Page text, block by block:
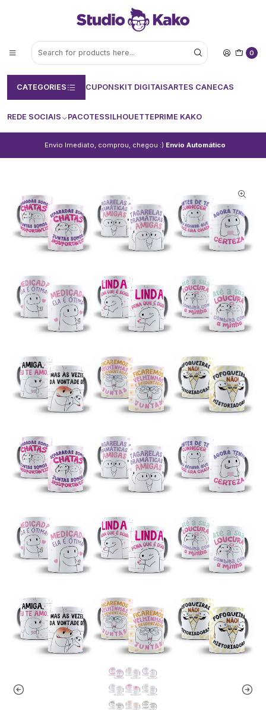
0
CATEGORIES CUPONSKIT DIGITAISARTES CANECAS
REDE SOCIAIS PACOTESSILHOUETTEPRIME KAKO
Envio Imediato, comprou, chegou :) Envio Automático